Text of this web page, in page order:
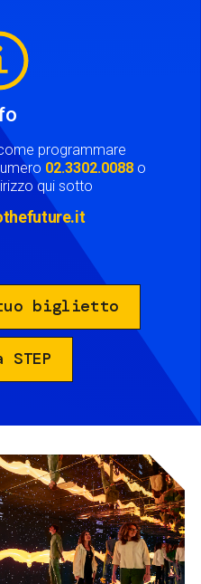
programmare
02.3302.0088 o
qui sotto
biglietto
STEP